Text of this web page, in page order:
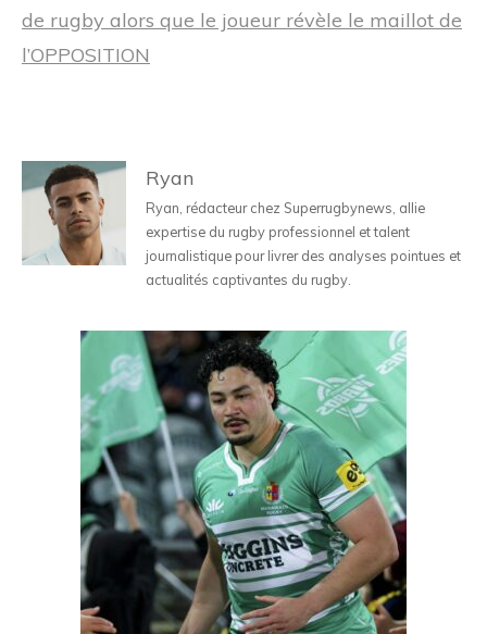
de rugby alors que le joueur révèle le maillot de
l’OPPOSITION
Ryan
Ryan, rédacteur chez Superrugbynews, allie
expertise du rugby professionnel et talent
journalistique pour livrer des analyses pointues et
actualités captivantes du rugby.